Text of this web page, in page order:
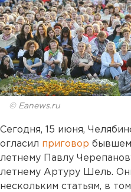
© Eanews.ru
Сегодня, 15 июня,
огласил приговор
летнему Павлу
летнему Артуру Шель.
нескольким статьям, в